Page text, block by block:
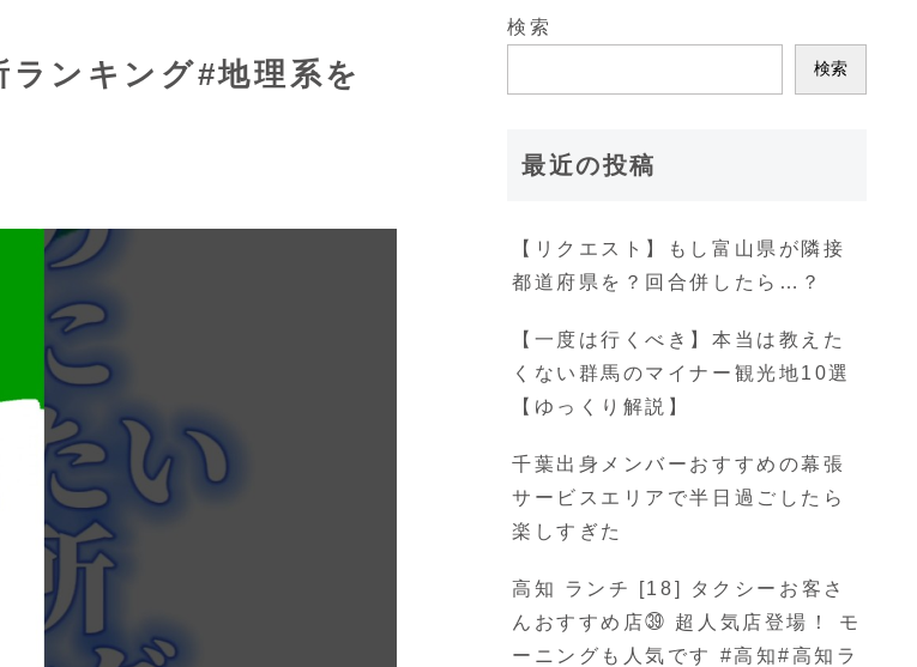
ンキング#地理系を
検索
検索
最近の投稿
【リクエスト】もし富山県が隣接
都道府県を？回合併したら…？
【一度は行くべき】本当は教えた
くない群馬のマイナー観光地10選
【ゆっくり解説】
千葉出身メンバーおすすめの幕張
サービスエリアで半日過ごしたら
楽しすぎた
高知 ランチ [18] タクシーお客さ
んおすすめ店㊴ 超人気店登場！ モ
ーニングも人気です #高知#高知ラ